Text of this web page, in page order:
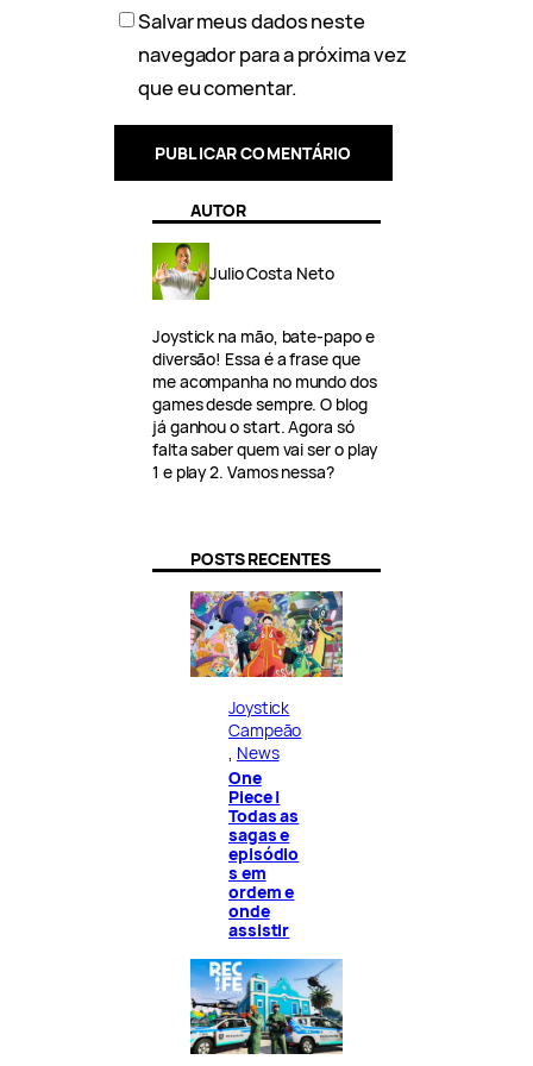
Salvar meus dados neste
navegador para a próxima vez
que eu comentar.
AUTOR
Julio Costa Neto
Joystick na mão, bate-papo e
diversão! Essa é a frase que
me acompanha no mundo dos
games desde sempre. O blog
já ganhou o start. Agora só
falta saber quem vai ser o play
1 e play 2. Vamos nessa?
POSTS RECENTES
Joystick
Campeão
News
One
Piece |
Todas as
sagas e
episódio
s em
ordem e
onde
assistir